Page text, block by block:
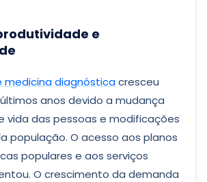
e
medicina diagnósticacresceu
anos devido a mudança
vida das pessoas e modificações
população. O acesso aos planos
populares e aos serviços
O crescimento da demanda